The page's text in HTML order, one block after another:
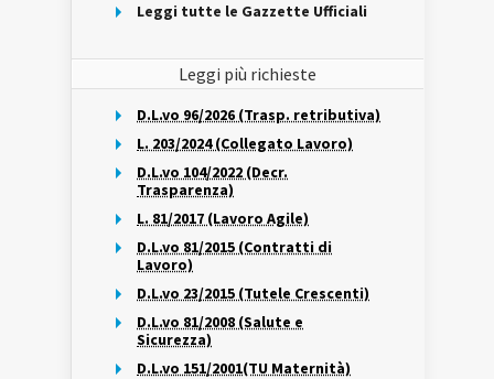
Leggi tutte le Gazzette Ufficiali
Leggi più richieste
D.L.vo 96/2026 (Trasp. retributiva)
L. 203/2024 (Collegato Lavoro)
D.L.vo 104/2022 (Decr.
Trasparenza)
L. 81/2017 (Lavoro Agile)
D.L.vo 81/2015 (Contratti di
Lavoro)
D.L.vo 23/2015 (Tutele Crescenti)
D.L.vo 81/2008 (Salute e
Sicurezza)
D.L.vo 151/2001(TU Maternità)